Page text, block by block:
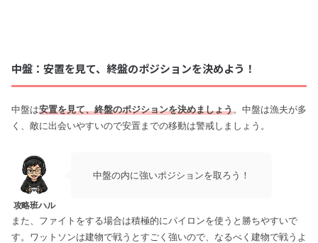
中盤：安置を見て、終盤のポジションを決めよう！
中盤は安置を見て、終盤のポジションを決めましょう。中盤は漁夫が多
く、敵に出会いやすいので安置までの移動は警戒しましょう。
中盤の内に強いポジションを取ろう！
また、ファイトをする場合は積極的にパイロンを使うと勝ちやすいで
す。ワットソンは建物で戦うとすごく強いので、なるべく建物で戦うよ